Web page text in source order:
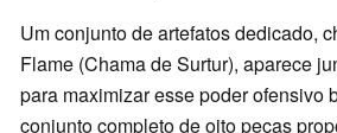
Um conjunto de artefatos dedicado,
Flame (Chama de Surtur), aparece
para maximizar esse poder ofensivo
conjunto completo de oito peças